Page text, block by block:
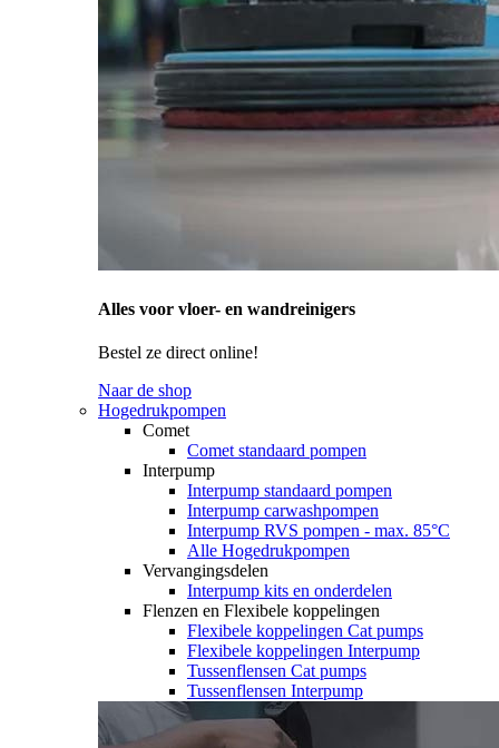
Alles voor vloer- en wandreinigers
Bestel ze direct online!
Naar de shop
Hogedrukpompen
Comet
Comet standaard pompen
Interpump
Interpump standaard pompen
Interpump carwashpompen
Interpump RVS pompen - max. 85°C
Alle Hogedrukpompen
Vervangingsdelen
Interpump kits en onderdelen
Flenzen en Flexibele koppelingen
Flexibele koppelingen Cat pumps
Flexibele koppelingen Interpump
Tussenflensen Cat pumps
Tussenflensen Interpump